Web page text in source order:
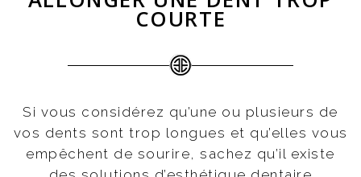
COURTE
Si vous considérez qu’une ou plusieurs de
vos dents sont trop longues et qu’elles vous
empêchent de sourire, sachez qu’il existe